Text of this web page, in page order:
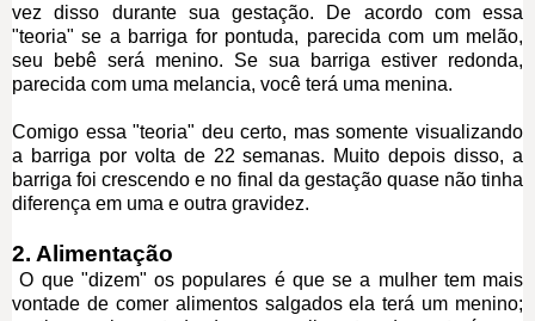
vez disso durante sua gestação. De acordo com essa
"teoria" se a barriga for pontuda, parecida com um melão,
seu bebê será menino. Se sua barriga estiver redonda,
parecida com uma melancia, você terá uma menina.
Comigo essa "teoria" deu certo, mas somente visualizando
a barriga por volta de 22 semanas. Muito depois disso, a
barriga foi crescendo e no final da gestação quase não tinha
diferença em uma e outra gravidez.
2. Alimentação
O que "dizem" os populares é que se a mulher tem mais
vontade de comer alimentos salgados ela terá um menino;